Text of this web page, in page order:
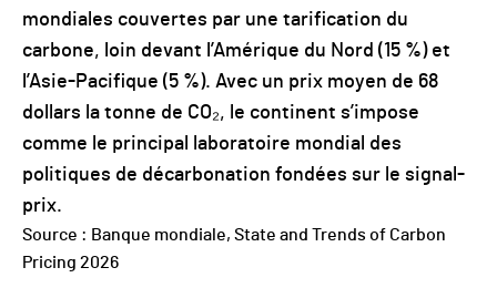
mondiales couvertes par une tarification du
carbone, loin devant l’Amérique du Nord (15 %) et
l’Asie-Pacifique (5 %). Avec un prix moyen de 68
dollars la tonne de CO₂, le continent s’impose
comme le principal laboratoire mondial des
politiques de décarbonation fondées sur le signal-
prix.
Source : Banque mondiale, State and Trends of Carbon
Pricing 2026